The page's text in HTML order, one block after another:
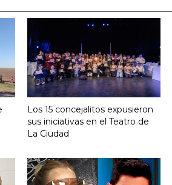
Los 15 concejalitos expusieron
sus iniciativas en el Teatro de
La Ciudad